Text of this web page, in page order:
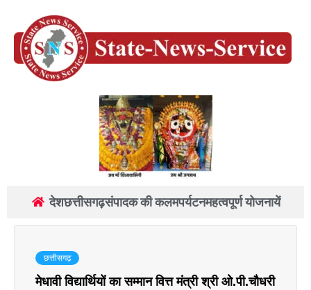
देशछत्तीसगढ़संपादक की कलमपर्यटनमहत्वपूर्ण योजनायें
छत्तीसगढ़
मेधावी विद्यार्थियों का सम्मान वित्त मंत्री श्री ओ.पी.चौधरी